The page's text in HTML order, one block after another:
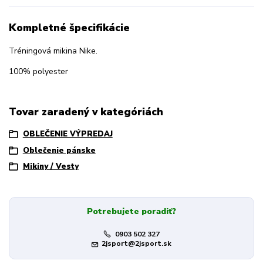
Kompletné špecifikácie
Tréningová mikina Nike.
100% polyester
Tovar zaradený v kategóriách
OBLEČENIE VÝPREDAJ
Oblečenie pánske
Mikiny / Vesty
Potrebujete poradiť?
0903 502 327
2jsport@2jsport.sk